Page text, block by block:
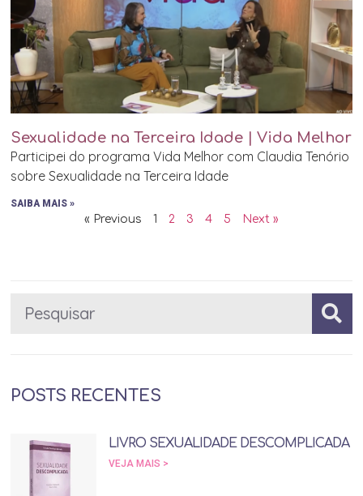
Sexualidade na Terceira Idade | Vida Melhor
Participei do programa Vida Melhor com Claudia Tenório
sobre Sexualidade na Terceira Idade
SAIBA MAIS »
« Previous 1 2 3 4 5 Next »
POSTS RECENTES
LIVRO SEXUALIDADE DESCOMPLICADA
VEJA MAIS >